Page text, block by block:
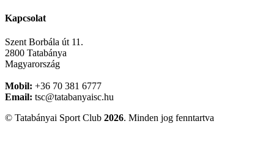
Kapcsolat
Szent Borbála út 11.
2800 Tatabánya
Magyarország
Mobil: +36 70 381 6777
Email: tsc@tatabanyaisc.hu
© Tatabányai Sport Club 2026. Minden jog fenntartva